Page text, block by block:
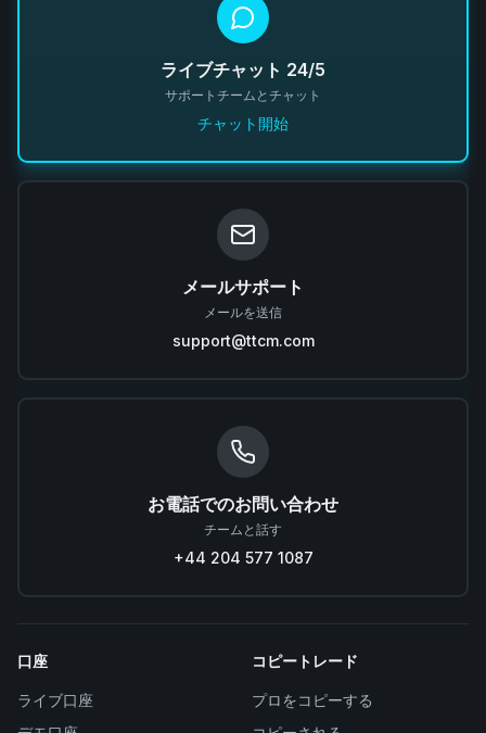
ライブチャット 24/5
サポートチームとチャット
チャット開始
メールサポート
メールを送信
support@ttcm.com
お電話でのお問い合わせ
チームと話す
+44 204 577 1087
口座
ライブ口座
コピートレード
プロをコピーする